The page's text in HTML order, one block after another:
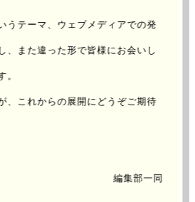
うテーマ、ウェブメディアでの発
、 また違った形で皆様にお会いし
。
、これからの展開にどうぞご期待
編集部一同
。
くら焼き上がった切り餅の香りが
小振りの滴型。ちょっと左右離れ